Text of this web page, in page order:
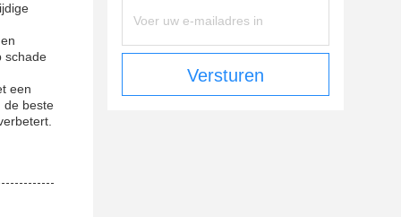
schade
een
de beste
Versturen